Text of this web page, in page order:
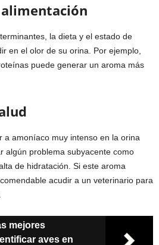
la dieta y el estado de
en el olor de su orina. Por ejemplo,
puede generar un aroma más
a amoníaco muy intenso en la orina
algún problema subyacente como
de hidratación. Si este aroma
acudir a un veterinario para
mejores
aves en